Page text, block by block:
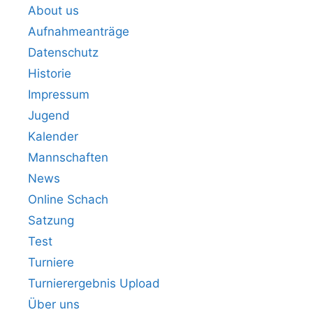
About us
Aufnahmeanträge
Datenschutz
Historie
Impressum
Jugend
Kalender
Mannschaften
News
Online Schach
Satzung
Test
Turniere
Turnierergebnis Upload
Über uns